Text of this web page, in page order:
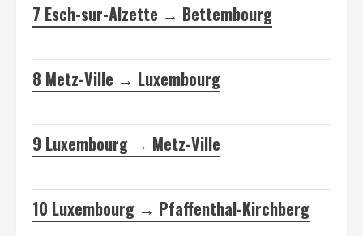
7 Esch-sur-Alzette → Bettembourg
8 Metz-Ville → Luxembourg
9 Luxembourg → Metz-Ville
10 Luxembourg → Pfaffenthal-Kirchberg